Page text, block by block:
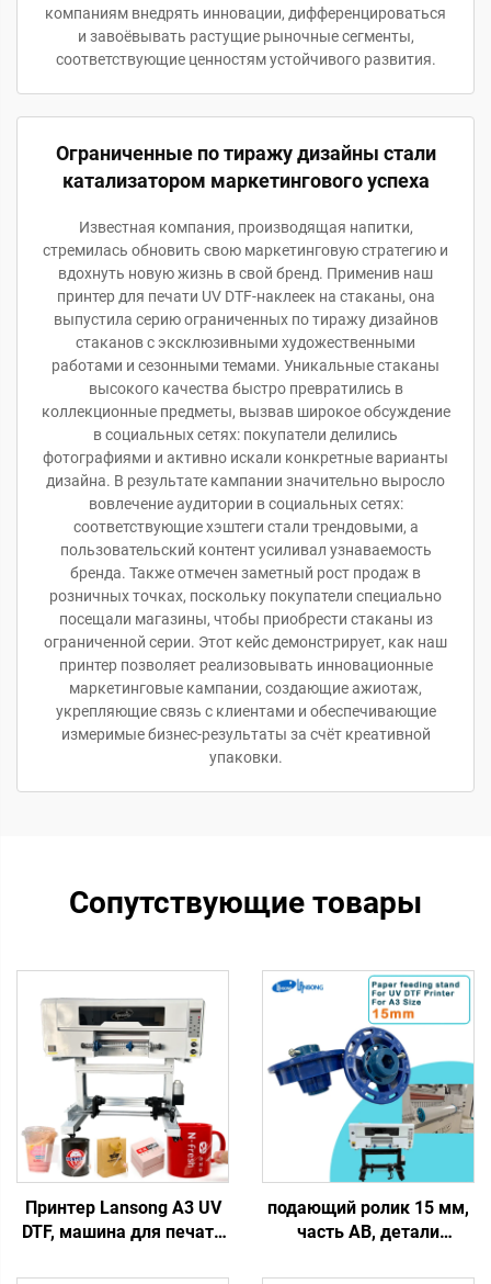
компаниям внедрять инновации, дифференцироваться
и завоёвывать растущие рыночные сегменты,
соответствующие ценностям устойчивого развития.
Ограниченные по тиражу дизайны стали
катализатором маркетингового успеха
Известная компания, производящая напитки,
стремилась обновить свою маркетинговую стратегию и
вдохнуть новую жизнь в свой бренд. Применив наш
принтер для печати UV DTF-наклеек на стаканы, она
выпустила серию ограниченных по тиражу дизайнов
стаканов с эксклюзивными художественными
работами и сезонными темами. Уникальные стаканы
высокого качества быстро превратились в
коллекционные предметы, вызвав широкое обсуждение
в социальных сетях: покупатели делились
фотографиями и активно искали конкретные варианты
дизайна. В результате кампании значительно выросло
вовлечение аудитории в социальных сетях:
соответствующие хэштеги стали трендовыми, а
пользовательский контент усиливал узнаваемость
бренда. Также отмечен заметный рост продаж в
розничных точках, поскольку покупатели специально
посещали магазины, чтобы приобрести стаканы из
ограниченной серии. Этот кейс демонстрирует, как наш
принтер позволяет реализовывать инновационные
маркетинговые кампании, создающие ажиотаж,
укрепляющие связь с клиентами и обеспечивающие
измеримые бизнес-результаты за счёт креативной
упаковки.
Сопутствующие товары
Принтер Lansong A3 UV
DTF, машина для печати
см, принтер
подающий ролик 15 мм,
часть AB, детали
резиновый ролик,